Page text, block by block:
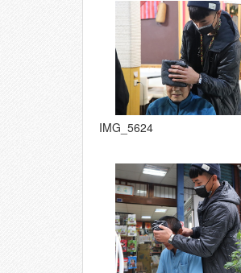
IMG_5624